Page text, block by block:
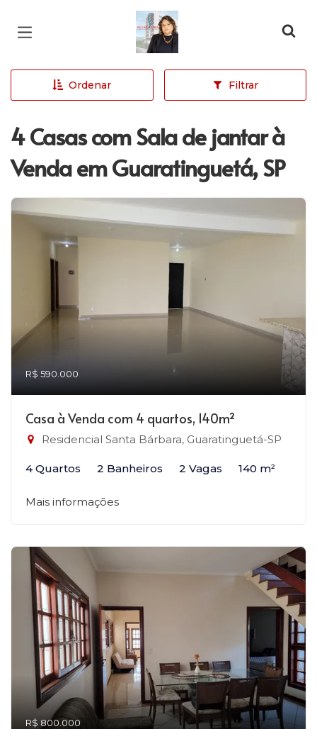
Página inicial
Ordenar Filtrar
4 Casas com Sala de jantar à
Venda em Guaratinguetá, SP
R$ 590.000
Casa à Venda com 4 quartos, 140m²
Residencial Santa Bárbara, Guaratinguetá-SP
4 Quartos 2 Banheiros 2 Vagas 140 m²
Mais informações
R$ 800.000